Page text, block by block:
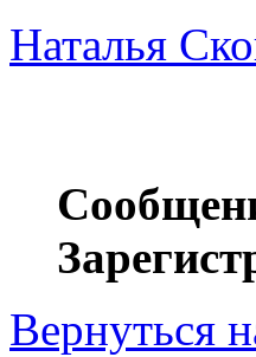
Наталья
Вернуться